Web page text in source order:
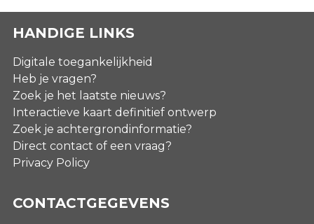
HANDIGE LINKS
Digitale toegankelijkheid
Heb je vragen?
Zoek je het laatste nieuws?
Interactieve kaart definitief ontwerp
Zoek je achtergrondinformatie?
Direct contact of een vraag?
Privacy Policy
CONTACTGEGEVENS